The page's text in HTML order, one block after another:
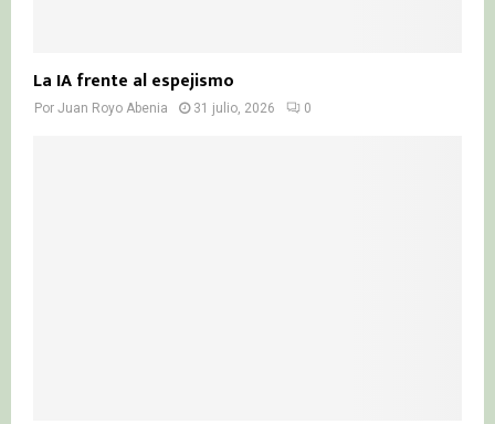
La IA frente al espejismo
Por Juan Royo Abenia 31 julio, 2026 0